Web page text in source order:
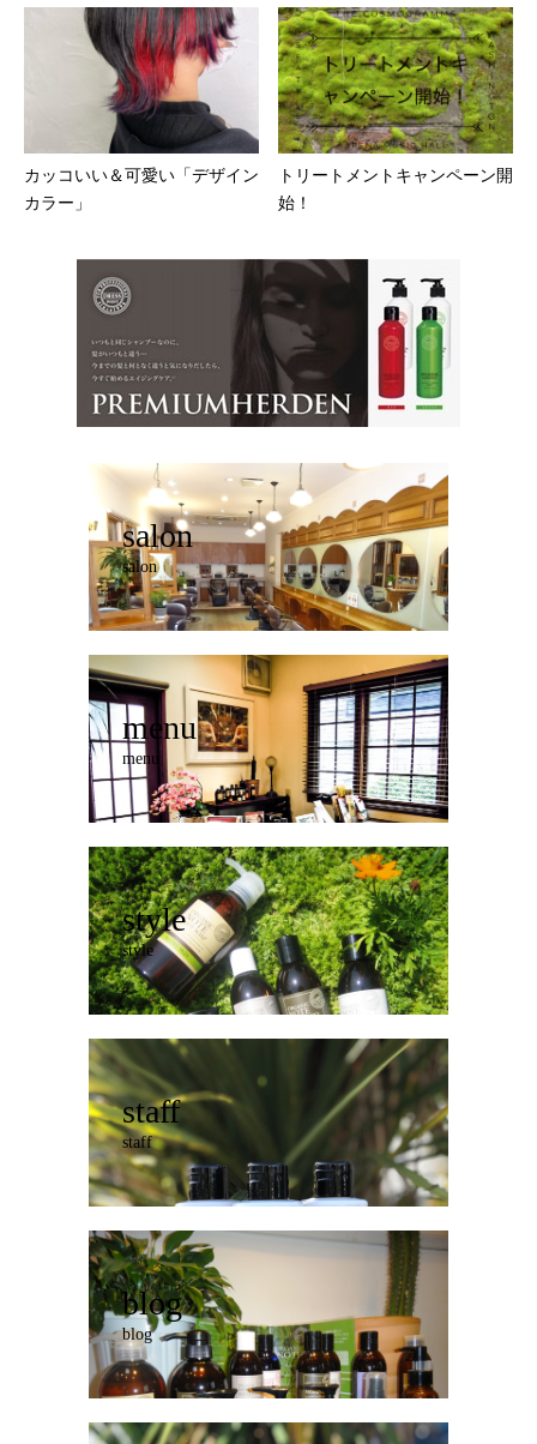
カッコいい＆可愛い「デザイン
カラー」
トリートメントキャンペーン開
始！
salon
salon
menu
menu
style
style
staff
staff
blog
blog